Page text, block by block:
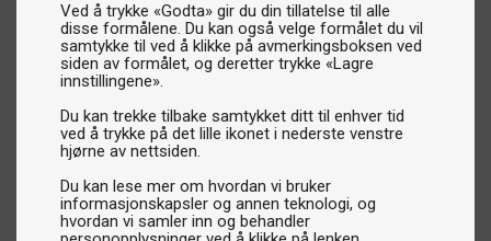
Ved å trykke «Godta» gir du din tillatelse til alle
disse formålene. Du kan også velge formålet du vil
samtykke til ved å klikke på avmerkingsboksen ved
siden av formålet, og deretter trykke «Lagre
innstillingene».
Du kan trekke tilbake samtykket ditt til enhver tid
ved å trykke på det lille ikonet i nederste venstre
hjørne av nettsiden.
Du kan lese mer om hvordan vi bruker
informasjonskapsler og annen teknologi, og
hvordan vi samler inn og behandler